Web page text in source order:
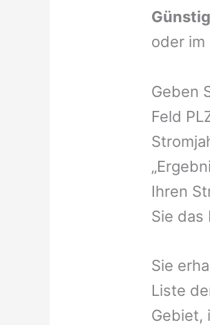
oder im
Geben
Feld
Ihren
Sie das
Sie
Liste
Gebiet,